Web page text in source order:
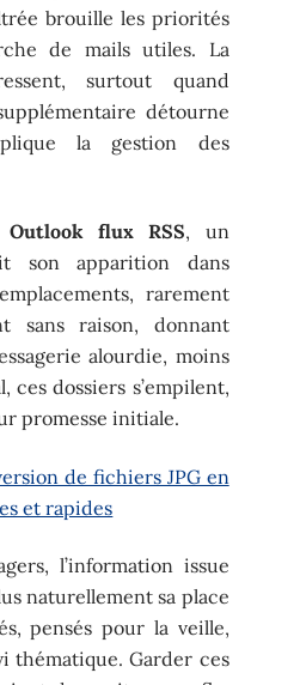
brouille les priorités
de mails utiles. La
surtout quand
détourne
la gestion des
Outlook flux RSS, un
son apparition dans
rarement
sans raison, donnant
alourdie, moins
ces dossiers s’empilent,
promesse initiale.
de fichiers JPG en
et rapides
l’information issue
naturellement sa place
pensés pour la veille,
thématique. Garder ces